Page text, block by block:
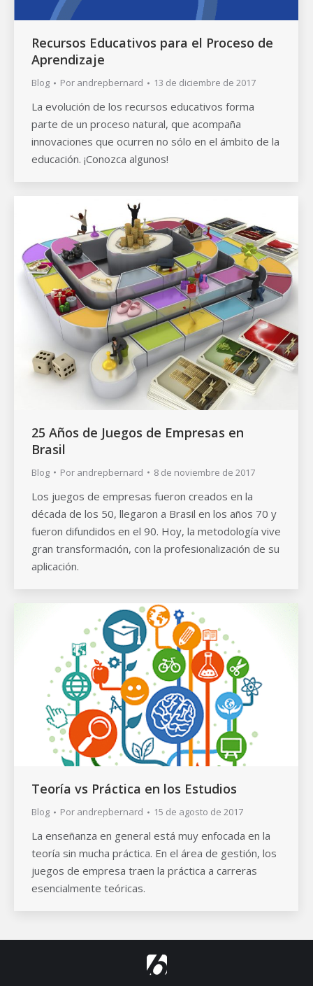
Recursos Educativos para el Proceso de
Aprendizaje
Blog Por andrepbernard 13 de diciembre de 2017
La evolución de los recursos educativos forma
parte de un proceso natural, que acompaña
innovaciones que ocurren no sólo en el ámbito de la
educación. ¡Conozca algunos!
25 Años de Juegos de Empresas en
Brasil
Blog Por andrepbernard 8 de noviembre de 2017
Los juegos de empresas fueron creados en la
década de los 50, llegaron a Brasil en los años 70 y
fueron difundidos en el 90. Hoy, la metodología vive
gran transformación, con la profesionalización de su
aplicación.
Teoría vs Práctica en los Estudios
Blog Por andrepbernard 15 de agosto de 2017
La enseñanza en general está muy enfocada en la
teoría sin mucha práctica. En el área de gestión, los
juegos de empresa traen la práctica a carreras
esencialmente teóricas.